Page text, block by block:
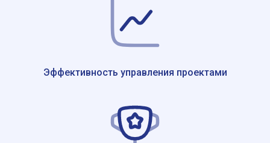
Эффективность управления проектами